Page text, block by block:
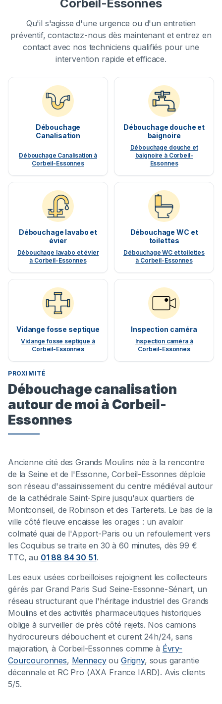
Corbeil-Essonnes
Qu'il s'agisse d'une urgence ou d'un entretien
préventif, contactez-nous dès maintenant et entrez en
contact avec nos techniciens qualifiés pour une
intervention rapide et efficace.
Débouchage
Canalisation
Débouchage Canalisation à
Corbeil-Essonnes
Débouchage douche et
baignoire
Débouchage douche et
baignoire à Corbeil-
Essonnes
Débouchage lavabo et
évier
Débouchage lavabo et évier
à Corbeil-Essonnes
Débouchage WC et
toilettes
Débouchage WC et toilettes
à Corbeil-Essonnes
Vidange fosse septique
Vidange fosse septique à
Corbeil-Essonnes
Inspection caméra
Inspection caméra à
Corbeil-Essonnes
PROXIMITÉ
Débouchage canalisation
autour de moi à Corbeil-
Essonnes
Ancienne cité des Grands Moulins née à la rencontre
de la Seine et de l'Essonne, Corbeil-Essonnes déploie
son réseau d'assainissement du centre médiéval autour
de la cathédrale Saint-Spire jusqu'aux quartiers de
Montconseil, de Robinson et des Tarterets. Le bas de la
ville côté fleuve encaisse les orages : un avaloir
colmaté quai de l'Apport-Paris ou un refoulement vers
les Coquibus se traite en 30 à 60 minutes, dès 99 €
TTC, au 01 88 84 30 51.
Les eaux usées corbeilloises rejoignent les collecteurs
gérés par Grand Paris Sud Seine-Essonne-Sénart, un
réseau structurant que l'héritage industriel des Grands
Moulins et des activités pharmaceutiques historiques
oblige à surveiller de près côté rejets. Nos camions
hydrocureurs débouchent et curent 24h/24, sans
majoration, à Corbeil-Essonnes comme à Évry-
Courcouronnes, Mennecyou Grigny, sous garantie
décennale et RC Pro (AXA France IARD). Avis clients
5/5.